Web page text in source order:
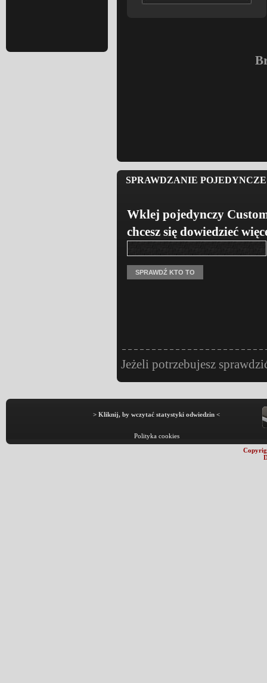
SPRAWDZANIE
Wklej pojedynczy
chcesz się dowiedzieć
Jeżeli potrzebujesz
> Kliknij, by wczytać statystyki odwiedzin <
Polityka cookies